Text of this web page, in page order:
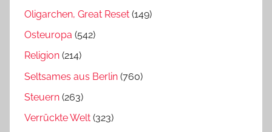
Oligarchen, Great Reset (149)
Osteuropa (542)
Religion (214)
Seltsames aus Berlin (760)
Steuern (263)
Verrückte Welt (323)